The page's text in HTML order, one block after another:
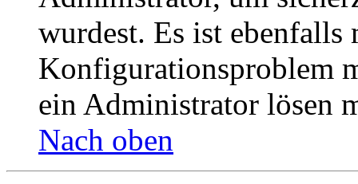
wurdest. Es ist ebenfalls
Konfigurationsproblem
ein Administrator lösen
Nach oben